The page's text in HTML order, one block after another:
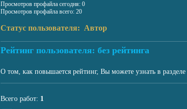
Просмотров профайла сегодня: 0
Просмотров профайла всего: 20
Статус пользователя: Автор
Рейтинг пользователя: без рейтинга
О том, как повышается рейтинг, Вы можете узнать в разделе
Всего работ: 1